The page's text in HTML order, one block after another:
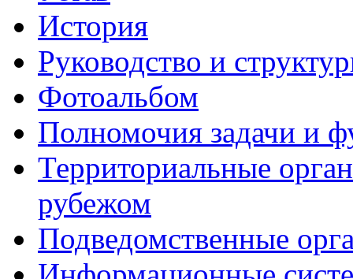
История
Руководство и
Фотоальбом
Полномочия задачи и
Территориальные
рубежом
Подведомственные